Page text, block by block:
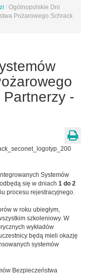
/ Ogólnopolskie Dni
Pożarowego Schrack
-
Systemów
się w dniach 1 do 2
procesu rejestracyjnego.
w roku ubiegłym,
szkoleniowy. W
wykładów
będą mieli okazję
systemów
Bezpieczeństwa